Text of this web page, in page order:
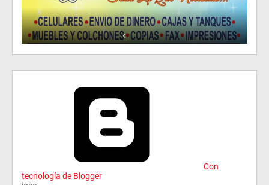
Con
tecnología de Blogger